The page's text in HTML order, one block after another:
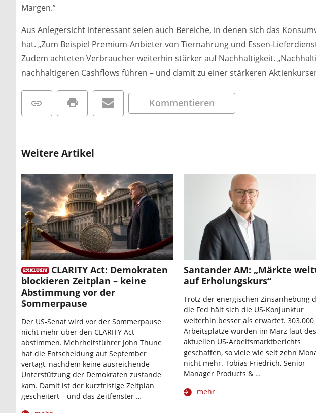
Margen.”
Aus Anlegersicht interessant seien auch Bereiche, in denen sich das
hat. „Zum Beispiel Premium-Anbieter von Tiernahrung und Essen-
Zudem achteten Verbraucher weiterhin stärker auf Nachhaltigkeit.
nachhaltigeren Cashflows führen – und damit zu einer stärkeren
Kommentieren
Weitere Artikel
CLARITY Act: Demokraten
blockieren Zeitplan – keine
Abstimmung vor der
Sommerpause
Der US-Senat wird vor der Sommerpause
nicht mehr über den CLARITY Act
abstimmen. Mehrheitsführer John Thune
hat die Entscheidung auf September
vertagt, nachdem keine ausreichende
Unterstützung der Demokraten zustande
kam. Damit ist der kurzfristige Zeitplan
gescheitert – und das Zeitfenster …
Santander AM: „Märkte
auf Erholungskurs“
Trotz der energischen Zinsanhebung
die Fed hält sich die US-Konjunktur
weiterhin besser als erwartet. 303.000
Arbeitsplätze wurden im März laut des
aktuellen US-Arbeitsmarktberichts
geschaffen, so viele wie seit zehn
nicht mehr. Tobias Friedrich, Senior
Manager Products & …
mehr